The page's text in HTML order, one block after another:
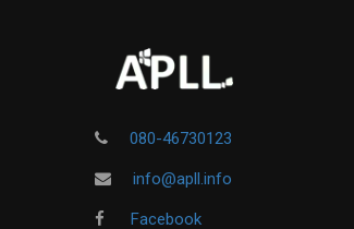
080-46730123
info@apll.info
Facebook